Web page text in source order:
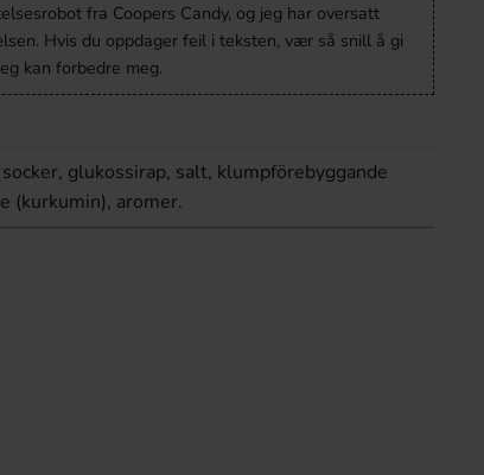
fra Coopers Candy, og jeg har oversatt
Hvis du oppdager feil i teksten, vær så snill å gi
kan forbedre meg.
glukossirap, salt, klumpförebyggande
(kurkumin), aromer.